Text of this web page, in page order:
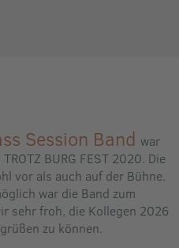
Session Band war
BURG FEST 2020. Die
vor als auch auf der Bühne.
war die Band zum
sehr froh, die Kollegen 2026
zu können.